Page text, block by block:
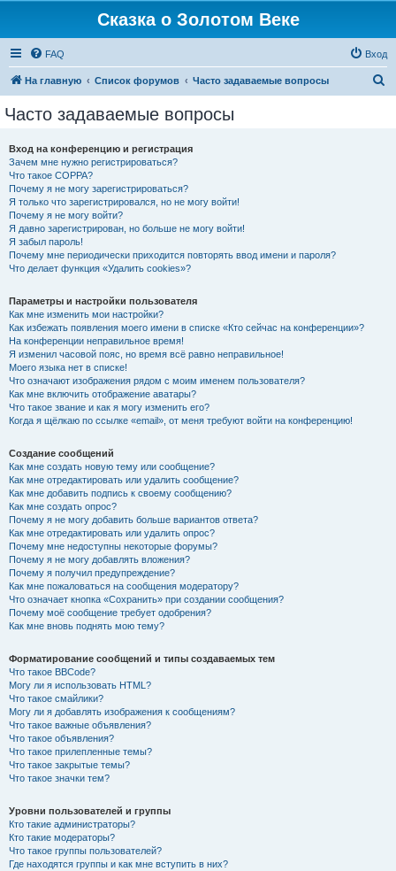
Сказка о Золотом Веке
FAQ Вход
На главную Список форумов Часто задаваемые вопросы
Часто задаваемые вопросы
Вход на конференцию и регистрация
Зачем мне нужно регистрироваться?
Что такое COPPA?
Почему я не могу зарегистрироваться?
Я только что зарегистрировался, но не могу войти!
Почему я не могу войти?
Я давно зарегистрирован, но больше не могу войти!
Я забыл пароль!
Почему мне периодически приходится повторять ввод имени и пароля?
Что делает функция «Удалить cookies»?
Параметры и настройки пользователя
Как мне изменить мои настройки?
Как избежать появления моего имени в списке «Кто сейчас на конференции»?
На конференции неправильное время!
Я изменил часовой пояс, но время всё равно неправильное!
Моего языка нет в списке!
Что означают изображения рядом с моим именем пользователя?
Как мне включить отображение аватары?
Что такое звание и как я могу изменить его?
Когда я щёлкаю по ссылке «email», от меня требуют войти на конференцию!
Создание сообщений
Как мне создать новую тему или сообщение?
Как мне отредактировать или удалить сообщение?
Как мне добавить подпись к своему сообщению?
Как мне создать опрос?
Почему я не могу добавить больше вариантов ответа?
Как мне отредактировать или удалить опрос?
Почему мне недоступны некоторые форумы?
Почему я не могу добавлять вложения?
Почему я получил предупреждение?
Как мне пожаловаться на сообщения модератору?
Что означает кнопка «Сохранить» при создании сообщения?
Почему моё сообщение требует одобрения?
Как мне вновь поднять мою тему?
Форматирование сообщений и типы создаваемых тем
Что такое BBCode?
Могу ли я использовать HTML?
Что такое смайлики?
Могу ли я добавлять изображения к сообщениям?
Что такое важные объявления?
Что такое объявления?
Что такое прилепленные темы?
Что такое закрытые темы?
Что такое значки тем?
Уровни пользователей и группы
Кто такие администраторы?
Кто такие модераторы?
Что такое группы пользователей?
Где находятся группы и как мне вступить в них?